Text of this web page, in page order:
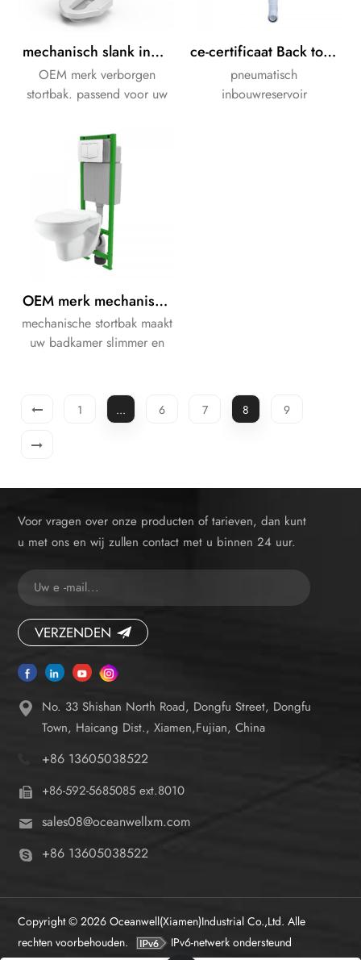
mechanisch slank inbouwspoelreservoir in wandreservoir
OEM merk verborgen
stortbak. passend voor uw
ce-certificaat Back to wall inbouwspoelreservoir
pneumatisch
inbouwreservoir
OEM merk mechanisch slank inbouwspoelreservoir
mechanische stortbak maakt
uw badkamer slimmer en
1 ... 6 7 8 9
Voor vragen over onze producten of tarieven, dan kunt
u met ons en wij zullen contact met u binnen 24 uur.
VERZENDEN
No. 33 Shishan North Road, Dongfu Street, Dongfu
Town, Haicang Dist., Xiamen,Fujian, China
+86 13605038522
+86-592-5685085 ext.8010
sales08@oceanwellxm.com
+86 13605038522
Copyright © 2026 Oceanwell(Xiamen)Industrial Co.,Ltd. Alle
rechten voorbehouden.
IPv6-netwerk ondersteund